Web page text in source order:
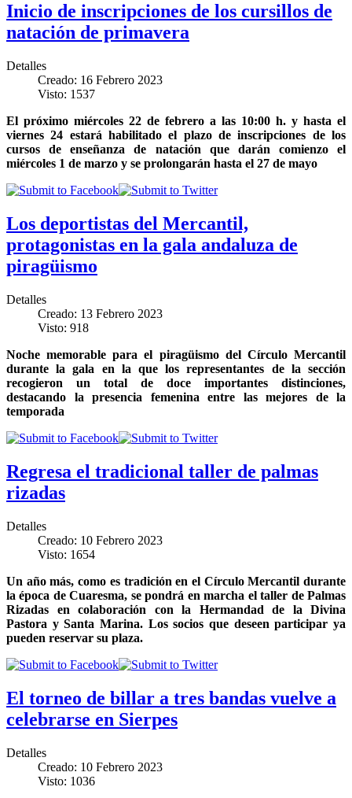
Inicio de inscripciones de los cursillos de
natación de primavera
Detalles
Creado: 16 Febrero 2023
Visto: 1537
El próximo miércoles 22 de febrero a las 10:00 h. y hasta el
viernes 24 estará habilitado el plazo de inscripciones de los
cursos de enseñanza de natación que darán comienzo el
miércoles 1 de marzo y se prolongarán hasta el 27 de mayo
Los deportistas del Mercantil,
protagonistas en la gala andaluza de
piragüismo
Detalles
Creado: 13 Febrero 2023
Visto: 918
Noche memorable para el piragüismo del Círculo Mercantil
durante la gala en la que los representantes de la sección
recogieron un total de doce importantes distinciones,
destacando la presencia femenina entre las mejores de la
temporada
Regresa el tradicional taller de palmas
rizadas
Detalles
Creado: 10 Febrero 2023
Visto: 1654
Un año más, como es tradición en el Círculo Mercantil durante
la época de Cuaresma, se pondrá en marcha el taller de Palmas
Rizadas en colaboración con la Hermandad de la Divina
Pastora y Santa Marina. Los socios que deseen participar ya
pueden reservar su plaza.
El torneo de billar a tres bandas vuelve a
celebrarse en Sierpes
Detalles
Creado: 10 Febrero 2023
Visto: 1036